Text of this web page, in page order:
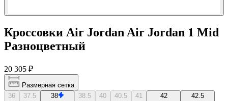
Кроссовки Air Jordan Air Jordan 1 Mid
Разноцветный
20 305 ₽
Размерная сетка
36
37.5
38
38.5
40
40.5
41
42
42.5